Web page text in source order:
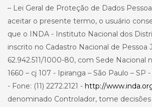
– Lei Geral de Proteção de Dados
aceitar o presente termo, o usuário
que o INDA - Instituto Nacional dos
inscrito no Cadastro Nacional de Pessoa
62.942.511/1000-80, com Sede Nacional
1660 – cj 107 - Ipiranga – São Paulo – SP
- Fone: (11) 2272.2121 - http://
denominado Controlador, tome